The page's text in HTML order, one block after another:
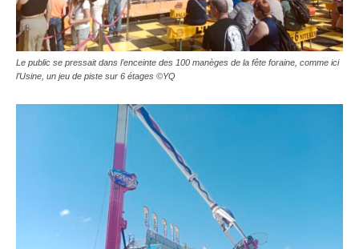
Le public se pressait dans l’enceinte des 100 manèges de la fête foraine, comme ici
l’Usine, un jeu de piste sur 6 étages ©YQ